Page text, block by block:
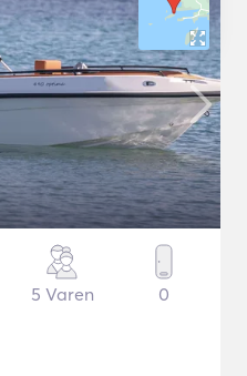
5 Varen 0